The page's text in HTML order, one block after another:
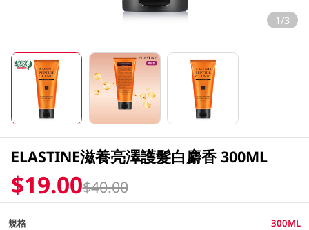
1/3
ELASTINE滋養亮澤護髮白麝香 300ML
$19.00$40.00
規格 300ML